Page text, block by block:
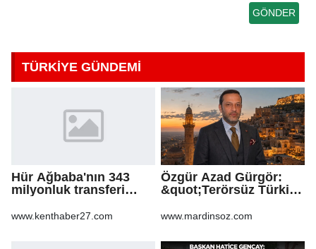
TÜRKİYE GÜNDEMİ
Hür Ağbaba'nın 343
milyonluk transferi
Ağbaba'ya milyonlar
www.kenthaber27.com
Özgür Azad Gürgör:
&quot;Terörsüz Türkiye
Turizmi İçin Yeni Bir
Başlangıcıdır&quot;
www.mardinsoz.com